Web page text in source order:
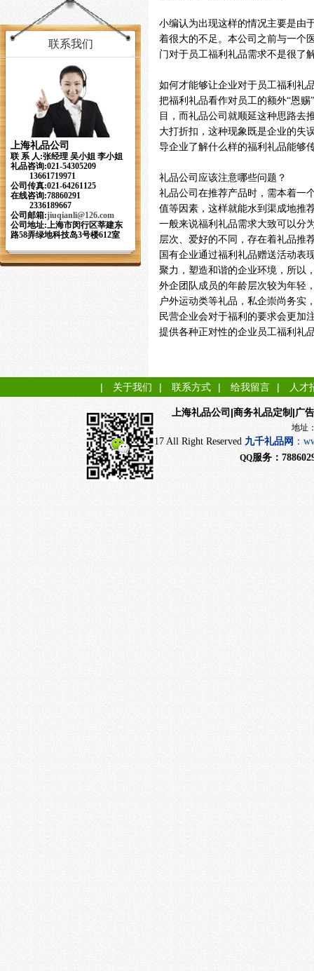
联系我们
上海礼品公司
联 系 人:张经理 吴小姐 李小姐
礼品咨询:021-54305209
13661719971
公司传真:021-64261125
在线咨询:78860291
2336189667
公司邮箱:jiuqianli@126.com
公司地址:上海市闵行区莘建东
路58弄绿地科技岛3号楼612室
小编认为出现这样的情况主要是由
着很大的不足。本公司之前与一个
门对于员工福利礼品需求不是很了
如何才能够让企业对于员工福利礼
把福利礼品看作对员工的额外“恩
目，而礼品公司就顺延这种思路去
大打折扣，这种现象既是企业的失
导企业了解什么样的福利礼品能够
礼品公司应该注意哪些问题？
礼品公司在推荐产品时，需本着一
值等因素，这样就能水到渠成地推
一般来说福利礼品需求大致可以分
层次、爱好的不同，存在着礼品推
国有企业通过福利礼品赠送活动表
聚力，塑造和谐的企业环境，所以
外企团队成员的年龄层次较为年轻
户外运动类等礼品，私企崇尚务实
民营企业会对于福利的要求会更加
提供各种正对性的企业员工福利礼
上海礼品公司|商务礼品定制|广
地址：上海市闵行
CopyRight 2017 All Right Reserved 九千礼品网：
QQ服务：
| 关于我们 | 联系方式 | 给我留言 | 人才